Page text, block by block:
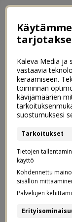
←Tänä jouluna
Vuosikooste
Luukku
24.12.2020
Hyvää
JOULU! Tätä
Kaleva Media ja
vastaavia
keräämiseen.
toiminnan
kävijämäärien
suostumuksesi
Tarkoitukset
Tietojen
käyttö
Kohdennettu
sisällön
Palvelujen